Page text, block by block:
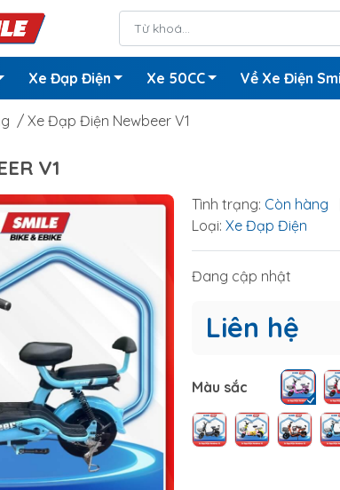
Xe Đạp Điện Xe 50CC Về Xe Điện
/ Xe Đạp Điện Newbeer V1
V1
Tình trạng: Còn hàng
Loại: Xe Đạp Điện
Đang cập nhật
Liên hệ
Màu sắc